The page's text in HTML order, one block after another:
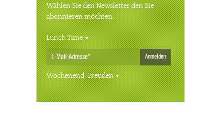
Wählen Sie den Newsletter den Sie
abonnieren möchten.
Lunch Time
Anmelden
Wochenend-Freuden